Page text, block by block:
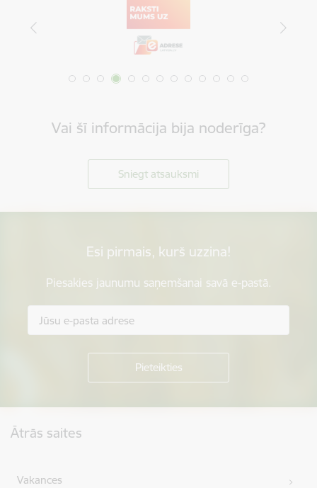
Vai šī informācija bija noderīga?
Sniegt atsauksmi
Esi pirmais, kurš uzzina!
Piesakies jaunumu saņemšanai savā e-pastā.
Ātrās saites
Vakances